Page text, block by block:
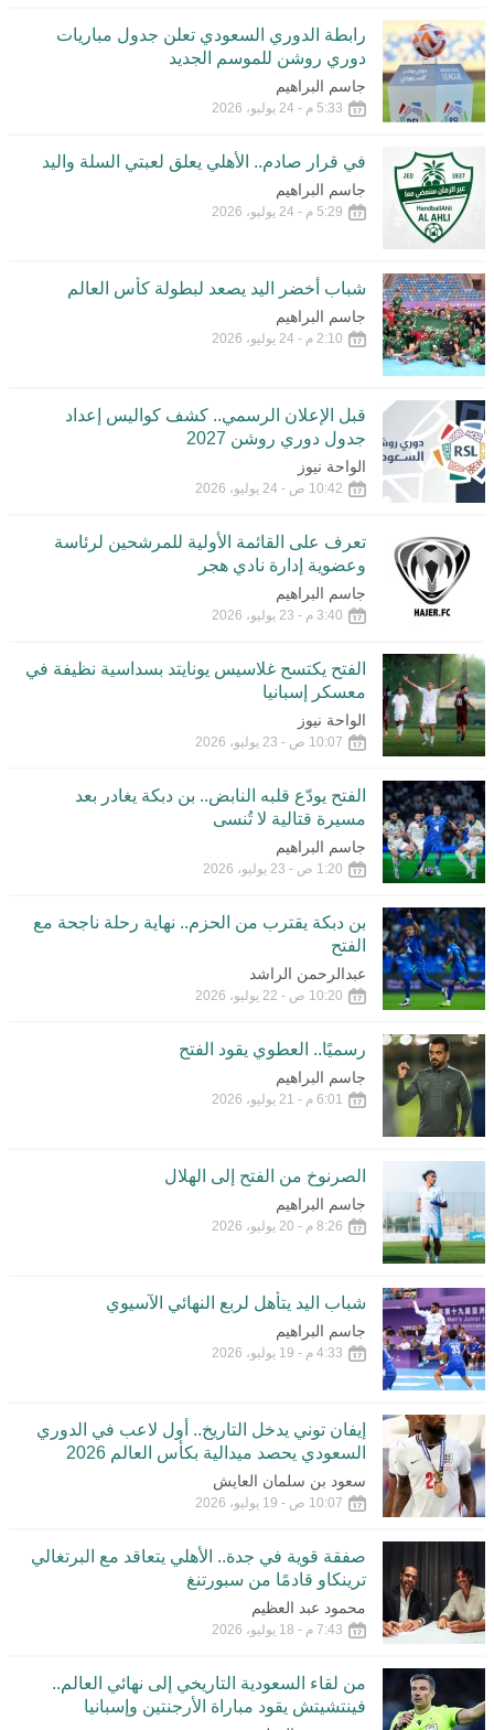
رابطة الدوري السعودي تعلن جدول مباريات
دوري روشن للموسم الجديد
جاسم البراهيم
5:33 م - 24 يوليو، 2026
في قرار صادم.. الأهلي يعلق لعبتي السلة واليد
جاسم البراهيم
5:29 م - 24 يوليو، 2026
شباب أخضر اليد يصعد لبطولة كأس العالم
جاسم البراهيم
2:10 م - 24 يوليو، 2026
قبل الإعلان الرسمي.. كشف كواليس إعداد
جدول دوري روشن 2027
الواحة نيوز
10:42 ص - 24 يوليو، 2026
تعرف على القائمة الأولية للمرشحين لرئاسة
وعضوية إدارة نادي هجر
جاسم البراهيم
3:40 م - 23 يوليو، 2026
الفتح يكتسح غلاسيس يونايتد بسداسية نظيفة في
معسكر إسبانيا
الواحة نيوز
10:07 ص - 23 يوليو، 2026
الفتح يودّع قلبه النابض.. بن دبكة يغادر بعد
مسيرة قتالية لا تُنسى
جاسم البراهيم
1:20 ص - 23 يوليو، 2026
بن دبكة يقترب من الحزم.. نهاية رحلة ناجحة مع
الفتح
عبدالرحمن الراشد
10:20 ص - 22 يوليو، 2026
رسميًا.. العطوي يقود الفتح
جاسم البراهيم
6:01 م - 21 يوليو، 2026
الصرنوخ من الفتح إلى الهلال
جاسم البراهيم
8:26 م - 20 يوليو، 2026
شباب اليد يتأهل لربع النهائي الآسيوي
جاسم البراهيم
4:33 م - 19 يوليو، 2026
إيفان توني يدخل التاريخ.. أول لاعب في الدوري
السعودي يحصد ميدالية بكأس العالم 2026
سعود بن سلمان العايش
10:07 ص - 19 يوليو، 2026
صفقة قوية في جدة.. الأهلي يتعاقد مع البرتغالي
ترينكاو قادمًا من سبورتنغ
محمود عبد العظيم
7:43 م - 18 يوليو، 2026
من لقاء السعودية التاريخي إلى نهائي العالم..
فينتشيتش يقود مباراة الأرجنتين وإسبانيا